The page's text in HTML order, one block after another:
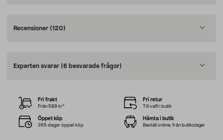
Recensioner (120)
Experten svarar (6 besvarade frågor)
Fri frakt
Från 599 kr*
Fri retur
Till valfri butik
Öppet köp
365 dagar öppet köp
Hämta i butik
Beställ online, från butikslager